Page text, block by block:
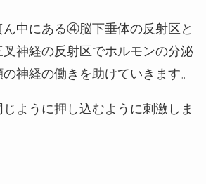
ん中にある④脳下垂体の反射区と
神経の反射区でホルモンの分泌
神経の働きを助けていきます。
ように押し込むように刺激しま